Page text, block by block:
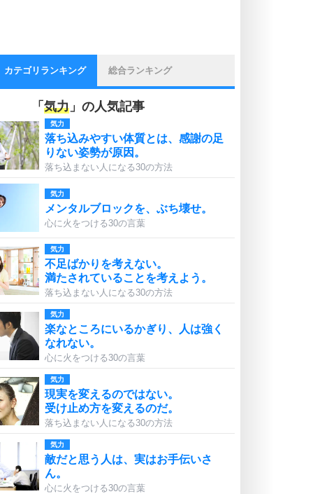
カテゴリランキング 総合ランキング
「 気力 」の人気記事
気力
落ち込みやすい体質とは、感謝の足
りない姿勢が原因。
落ち込まない人になる30の方法
気力
メンタルブロックを、ぶち壊せ。
心に火をつける30の言葉
気力
不足ばかりを考えない。
満たされていることを考えよう。
落ち込まない人になる30の方法
気力
楽なところにいるかぎり、人は強く
なれない。
心に火をつける30の言葉
気力
現実を変えるのではない。
受け止め方を変えるのだ。
落ち込まない人になる30の方法
気力
敵だと思う人は、実はお手伝いさ
ん。
心に火をつける30の言葉